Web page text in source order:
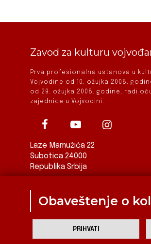
Zavod za kulturu
Prva profesionalna ustanova u
Vojvodine od 10. ožujka 2008.
od 29. ožujka 2008. godine, radi
zajednice u Vojvodini.
Laze Mamužića 22
Subotica 24000
Republika Srbija
Obaveštenje o
PRIHVATI